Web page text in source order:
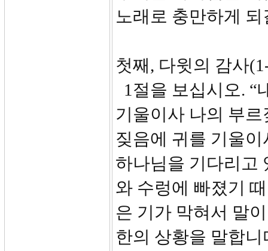
노래로 충만하게
첫째, 다윗의 감사
1절을 보십시오. “
기울이사 나의 부
짖음에 귀를 기울
하나님을 기다리고
와 수렁에 빠졌기
은 기가 막혀서 말
한의 상황을 말합